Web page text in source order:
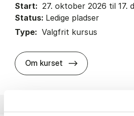
Start: 27. oktober 2026 til 17.
Status: Ledige pladser
Type: Valgfrit kursus
Om kurset about